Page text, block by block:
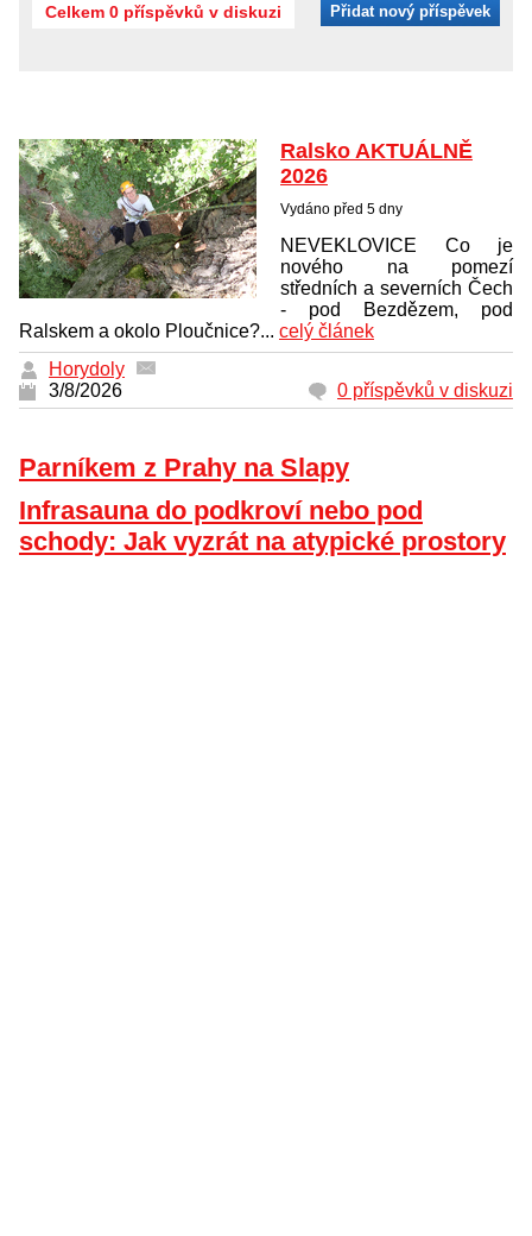
Celkem 0 příspěvků v diskuzi Přidat nový příspěvek
Ralsko AKTUÁLNĚ
2026
Vydáno před 5 dny
NEVEKLOVICE Co je
nového na pomezí
středních a severních Čech
- pod Bezdězem, pod
Ralskem a okolo Ploučnice?... celý článek
Horydoly
3/8/2026
0 příspěvků v diskuzi
Parníkem z Prahy na Slapy
Infrasauna do podkroví nebo pod
schody: Jak vyzrát na atypické prostory